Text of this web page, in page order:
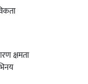
क्षमता